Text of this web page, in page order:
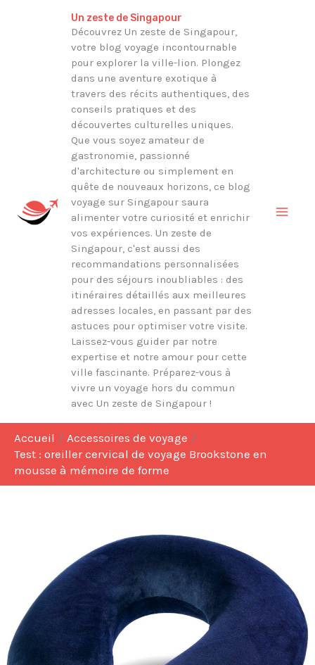
Un zeste de Singapour
Découvrez Un zeste de Singapour,
votre blog voyage incontournable
pour explorer la ville-lion. Plongez
dans une aventure exotique à
travers des récits authentiques, des
conseils pratiques et des
découvertes culturelles uniques.
Que vous soyez amateur de
gastronomie, passionné
d'architecture ou simplement en
quête de nouveaux horizons, ce blog
voyage sur Singapour saura
alimenter votre curiosité et enrichir
vos expériences. Un zeste de
Singapour, c'est aussi des
recommandations personnalisées
pour des séjours inoubliables : des
itinéraires détaillés aux meilleures
adresses locales, en passant par des
astuces pour optimiser votre visite.
Laissez-vous guider par notre
expertise et notre amour pour cette
ville fascinante. Préparez-vous à
vivre un voyage hors du commun
avec Un zeste de Singapour !
Accueil
Accessoires de voyage
Test : oreiller cervical de voyage Brookstone en
mousse à mémoire de forme
Rechercher